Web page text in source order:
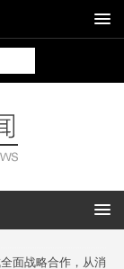
面战略合作，从消